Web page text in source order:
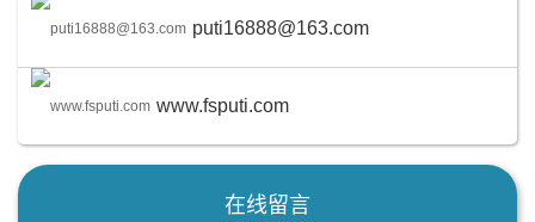
puti16888@163.com
www.fsputi.com
在线留言